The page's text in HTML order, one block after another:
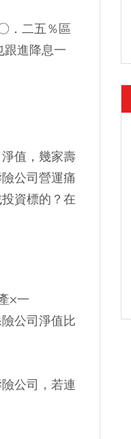
．二五％區
跟進降息一
值，幾家壽
公司營運痛
資標的？在
×一
公司淨值比
公司，若連